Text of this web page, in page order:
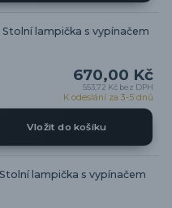
Stolní lampička s vypínačem
670,00 Kč
553,72 Kč bez DPH
K odeslání za 3-5 dnů
Vložit do košíku
lampička s vypínačem